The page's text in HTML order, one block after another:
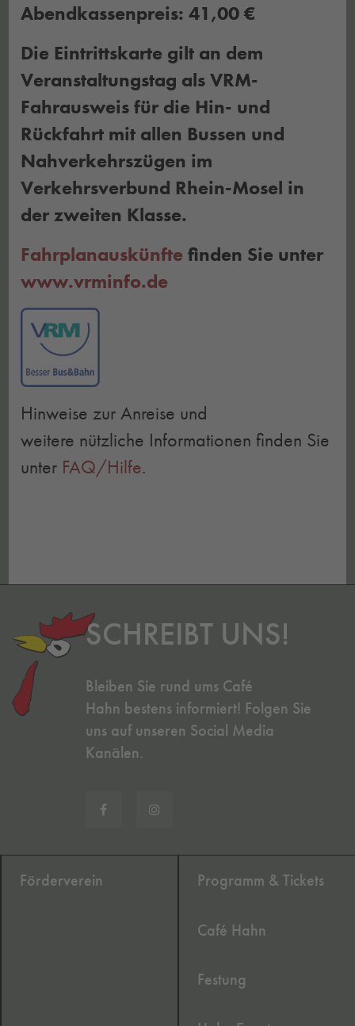
Abendkassenpreis: 41,00 €
Die Eintrittskarte gilt an dem
Veranstaltungstag als VRM-
Fahrausweis für die Hin- und
Rückfahrt mit allen Bussen und
Nahverkehrszügen im
Verkehrsverbund Rhein-Mosel in
der zweiten Klasse.
Fahrplanauskünfte finden Sie unter
www.vrminfo.de
Hinweise zur Anreise und
weitere nützliche Informationen finden Sie
unter FAQ/Hilfe.
SCHREIBT UNS!
Bleiben Sie rund ums Café
Hahn bestens informiert! Folgen Sie
uns auf unseren Social Media
Kanälen.
Förderverein Programm & Tickets
Café Hahn
Festung